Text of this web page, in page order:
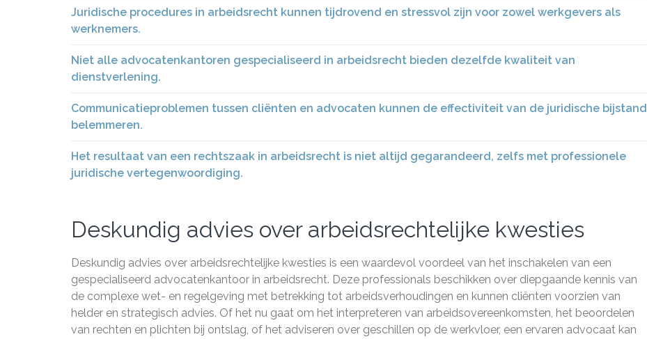
Juridische procedures in arbeidsrecht kunnen tijdrovend en stressvol zijn voor zowel werkgevers als
werknemers.
Niet alle advocatenkantoren gespecialiseerd in arbeidsrecht bieden dezelfde kwaliteit van
dienstverlening.
Communicatieproblemen tussen cliënten en advocaten kunnen de effectiviteit van de juridische bijstand
belemmeren.
Het resultaat van een rechtszaak in arbeidsrecht is niet altijd gegarandeerd, zelfs met professionele
juridische vertegenwoordiging.
Deskundig advies over arbeidsrechtelijke kwesties
Deskundig advies over arbeidsrechtelijke kwesties is een waardevol voordeel van het inschakelen van een
gespecialiseerd advocatenkantoor in arbeidsrecht. Deze professionals beschikken over diepgaande kennis van
de complexe wet- en regelgeving met betrekking tot arbeidsverhoudingen en kunnen cliënten voorzien van
helder en strategisch advies. Of het nu gaat om het interpreteren van arbeidsovereenkomsten, het beoordelen
van rechten en plichten bij ontslag, of het adviseren over geschillen op de werkvloer, een ervaren advocaat kan